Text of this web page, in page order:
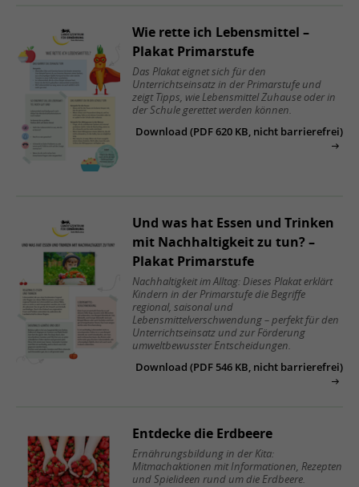
Wie rette ich Lebensmittel –
Plakat Primarstufe
Das Plakat eignet sich für den
Unterrichtseinsatz in der Primarstufe und
zeigt Tipps, wie Lebensmittel Zuhause oder in
der Schule gerettet werden können.
Download (PDF 620 KB, nicht barrierefrei)
Und was hat Essen und Trinken
mit Nachhaltigkeit zu tun? –
Plakat Primarstufe
Nachhaltigkeit im Alltag: Dieses Plakat erklärt
Kindern in der Primarstufe die Begriffe
regional, saisonal und
Lebensmittelverschwendung – perfekt für den
Unterrichtseinsatz und zur Förderung
umweltbewusster Entscheidungen.
Download (PDF 546 KB, nicht barrierefrei)
Entdecke die Erdbeere
Ernährungsbildung in der Kita:
Mitmachaktionen mit Informationen, Rezepten
und Spielideen rund um die Erdbeere.